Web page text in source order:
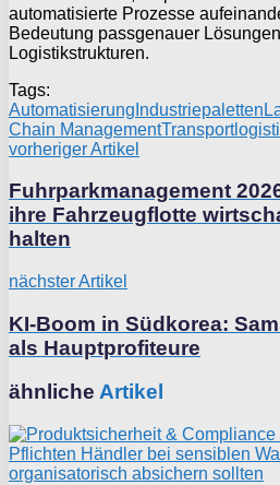
automatisierte Prozesse
Bedeutung passgenauer
Logistikstrukturen.
Tags:
Automatisierung Industriepaletten
Chain Management
vorheriger Artikel
Fuhrparkmanagement
ihre Fahrzeugflotte
halten
nächster Artikel
KI-Boom in Südkorea:
als Hauptprofiteure
ähnliche Artikel